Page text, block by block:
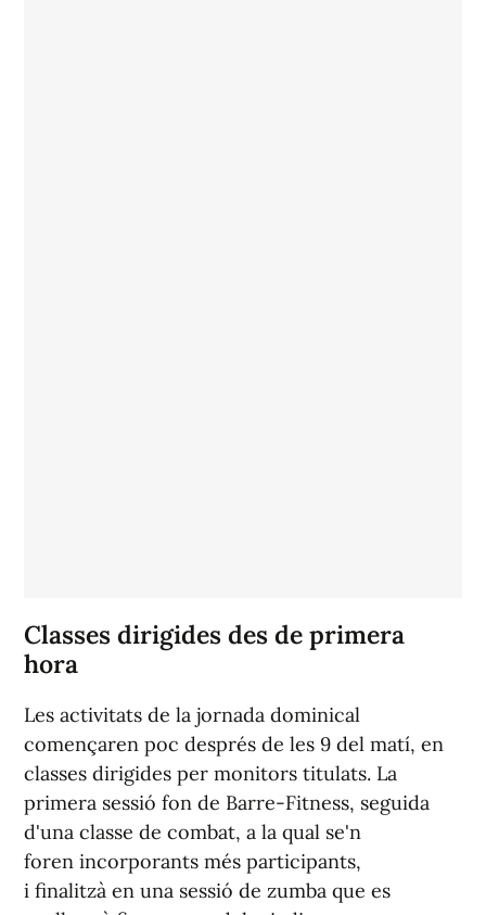
Classes dirigides des de primera
hora
Les activitats de la jornada dominical
començaren poc després de les 9 del matí, en
classes dirigides per monitors titulats. La
primera sessió fon de Barre-Fitness, seguida
d'una classe de combat, a la qual se'n
foren incorporants més participants,
i finalitzà en una sessió de zumba que es